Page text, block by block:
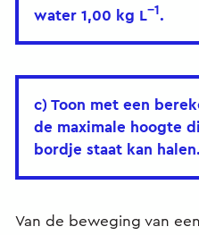
water 1,00 kg L−1.
c) Toon met een
de maximale hoogte
bordje staat kan halen.
Van de beweging van